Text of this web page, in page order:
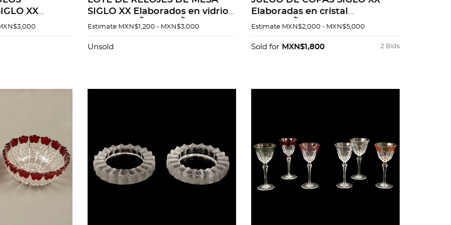
XX
y vidrio
Detalles de
SIGLO XX Elaborados en vidrio y
cristal DiseÃ±os orgÃ¡nicos
carÃ¡tulas circul...
Estimate MXN$1,200 - MXN$3,000
Unsold
Elaboradas en cristal
DecoraciÃ³n floral esgrafiada 4
jarras Detall...
Estimate MXN$2,000 - MXN$5,000
2 Bids
Sold for MXN$1,800